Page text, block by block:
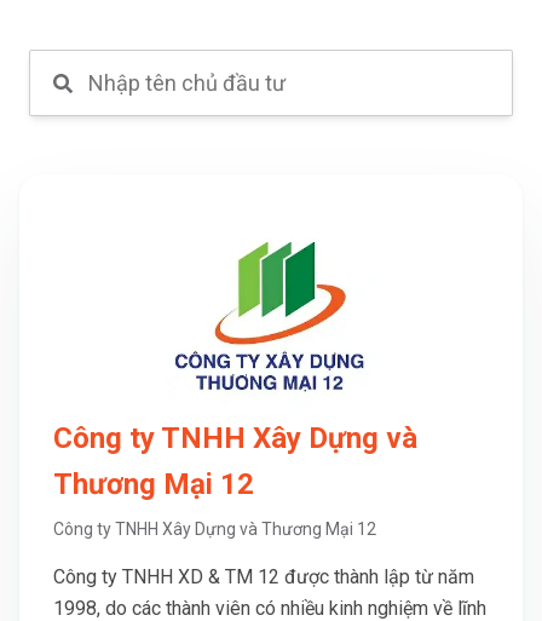
Công ty TNHH Xây Dựng và
Thương Mại 12
Công ty TNHH Xây Dựng và Thương Mại 12
Công ty TNHH XD & TM 12 được thành lập từ năm
1998, do các thành viên có nhiều kinh nghiệm về lĩnh